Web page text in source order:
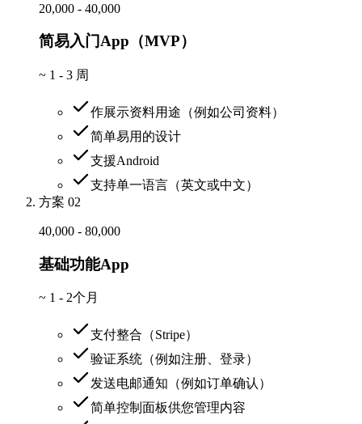
20,000 - 40,000
简易入门App（MVP）
~ 1 - 3 周
作展示资料用途（例如公司资料）
简单易用的设计
支援Android
支持单一语言（英文或中文）
方案 02
40,000 - 80,000
基础功能App
~ 1 - 2个月
支付整合（Stripe）
验证系统（例如注册、登录）
发送电邮通知（例如订单确认）
简单控制面板供您管理内容